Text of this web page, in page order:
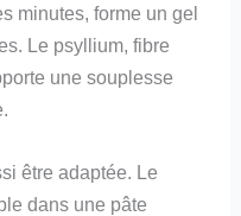
minutes, forme un gel
Le psyllium, fibre
une souplesse
être adaptée. Le
dans une pâte